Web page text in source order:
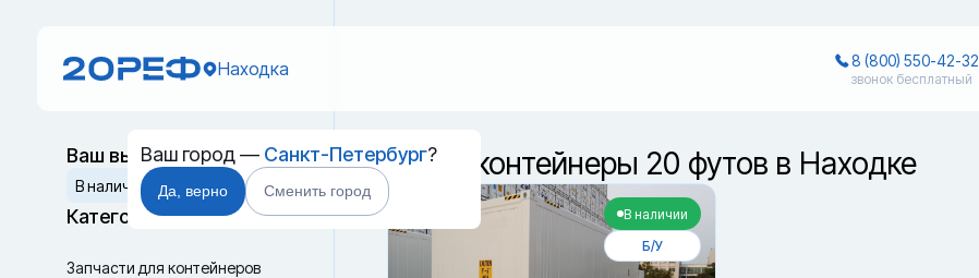
Находка
Ваш город — Санкт-Петербург?
Да, верно Сменить город
8 (800) 550-42-32
звонок бесплатный
Ваш выбор
Сбросить
В наличии
Категории
Запчасти для контейнеров
Термоконтейнеры 20 футов в Находке
В наличии
Б/У